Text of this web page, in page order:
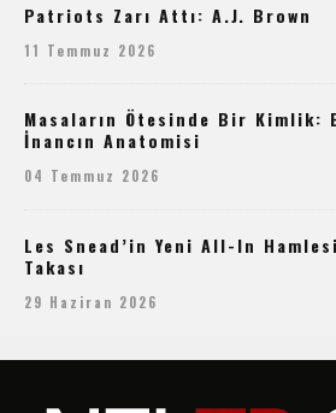
Patriots Zarı Attı: A.J. Brown
11 Temmuz 2026
Masaların Ötesinde Bir
İnancın Anatomisi
04 Temmuz 2026
Les Snead’in Yeni All-In
Takası
29 Haziran 2026